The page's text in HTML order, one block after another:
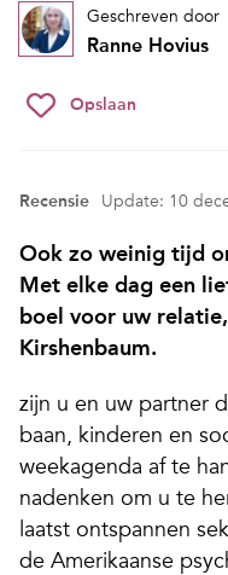
Geschreven door
Ranne Hovius
Opslaan
Recensie Update: 10
Ook zo weinig tijd
Met elke dag een
boel voor uw
Kirshenbaum.
zijn u en uw partner
baan, kinderen en
weekagenda af te
nadenken om u te
laatst ontspannen
de Amerikaanse